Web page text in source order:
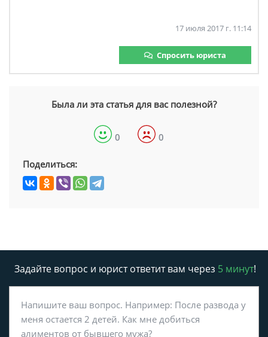
17 июля 2017 г. 11:14
Спросить юриста
Была ли эта статья для вас полезной?
0 0
Поделиться:
Задайте вопрос и юрист ответит вам через 5 минут!